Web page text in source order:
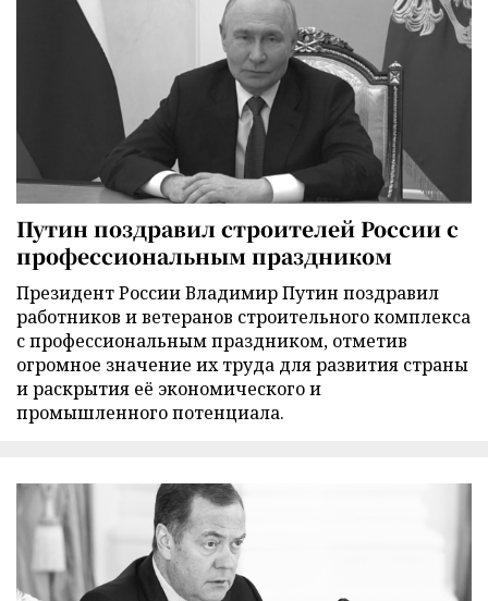
Путин поздравил строителей России с
профессиональным праздником
Президент России Владимир Путин поздравил
работников и ветеранов строительного комплекса
с профессиональным праздником, отметив
огромное значение их труда для развития страны
и раскрытия её экономического и
промышленного потенциала.